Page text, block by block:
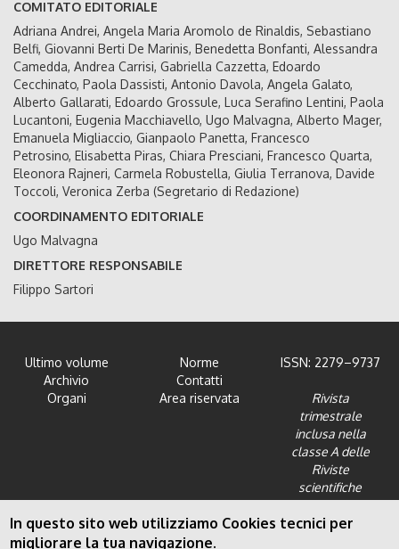
COMITATO EDITORIALE
Adriana Andrei, Angela Maria Aromolo de Rinaldis, Sebastiano
Belfi, Giovanni Berti De Marinis, Benedetta Bonfanti, Alessandra
Camedda, Andrea Carrisi, Gabriella Cazzetta, Edoardo
Cecchinato, Paola Dassisti, Antonio Davola, Angela Galato,
Alberto Gallarati, Edoardo Grossule, Luca Serafino Lentini, Paola
Lucantoni, Eugenia Macchiavello, Ugo Malvagna, Alberto Mager,
Emanuela Migliaccio, Gianpaolo Panetta, Francesco
Petrosino, Elisabetta Piras, Chiara Presciani, Francesco Quarta,
Eleonora Rajneri, Carmela Robustella, Giulia Terranova, Davide
Toccoli, Veronica Zerba (Segretario di Redazione)
COORDINAMENTO EDITORIALE
Ugo Malvagna
DIRETTORE RESPONSABILE
Filippo Sartori
Ultimo volume
Archivio
Organi
Norme
Contatti
Area riservata
ISSN: 2279–9737
Rivista
trimestrale
inclusa nella
classe A delle
Riviste
scientifiche
dell'Area 12 -
Scienze giuridiche
In questo sito web utilizziamo Cookies tecnici per
migliorare la tua navigazione.